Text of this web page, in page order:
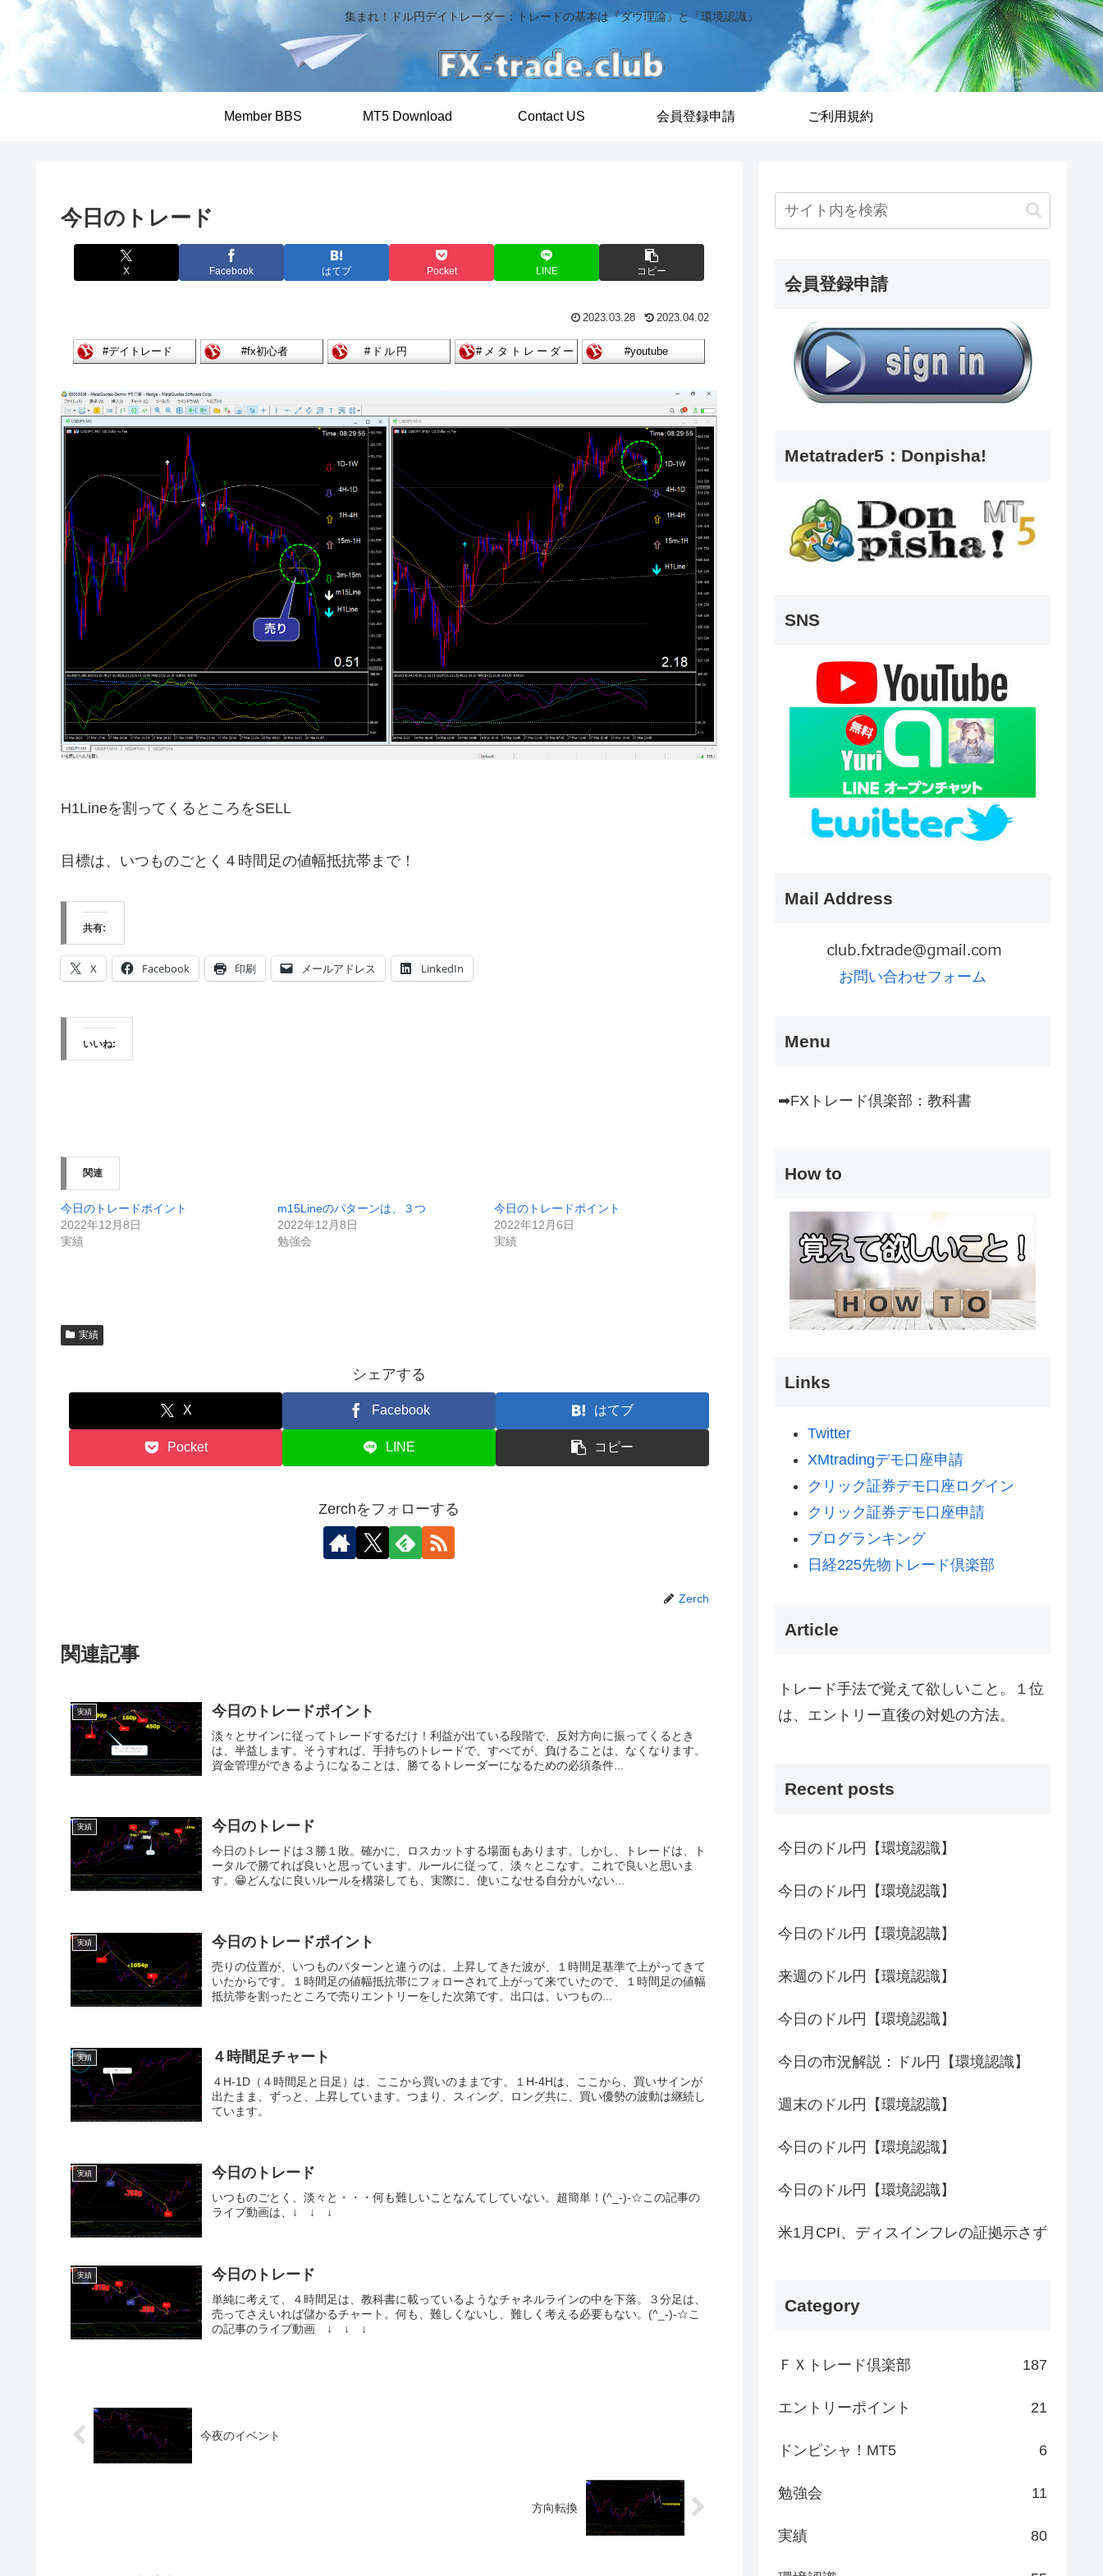
集まれ！ドル円デイトレーダー：トレードの基本は『ダウ理論』と『環境認識』
Member BBS MT5 Download Contact US 会員登録申請 ご利用規約
今日のトレード
X Facebook はてブ Pocket LINE コピー
2023.03.28 2023.04.02
H1Lineを割ってくるところをSELL
目標は、いつものごとく４時間足の値幅抵抗帯まで！
共有:
X Facebook 印刷 メールアドレス LinkedIn
いいね:
関連
今日のトレードポイント
2022年12月8日
実績
m15Lineのパターンは、３つ
2022年12月8日
勉強会
今日のトレードポイント
2022年12月6日
実績
実績
シェアする
X Facebook はてブ
Pocket LINE コピー
Zerchをフォローする
Zerch
関連記事
実績 今日のトレードポイント
淡々とサインに従ってトレードするだけ！利益が出ている段階で、反対方向に振ってくるとき
は、半益します。そうすれば、手持ちのトレードで、すべてが、負けることは、なくなります。
資金管理ができるようになることは、勝てるトレーダーになるための必須条件...
実績 今日のトレード
今日のトレードは３勝１敗。確かに、ロスカットする場面もあります。しかし、トレードは、ト
ータルで勝てれば良いと思っています。ルールに従って、淡々とこなす。これで良いと思いま
す。😁どんなに良いルールを構築しても、実際に、使いこなせる自分がいない...
実績 今日のトレードポイント
売りの位置が、いつものパターンと違うのは、上昇してきた波が、１時間足基準で上がってきて
いたからです。１時間足の値幅抵抗帯にフォローされて上がって来ていたので、１時間足の値幅
抵抗帯を割ったところで売りエントリーをした次第です。出口は、いつもの...
実績 ４時間足チャート
４H-1D（４時間足と日足）は、ここから買いのままです。１H-4Hは、ここから、買いサインが
出たまま、ずっと、上昇しています。つまり、スィング、ロング共に、買い優勢の波動は継続し
ています。
実績 今日のトレード
いつものごとく、淡々と・・・何も難しいことなんてしていない。超簡単！(^_-)-☆この記事の
ライブ動画は、↓ ↓ ↓
実績 今日のトレード
単純に考えて、４時間足は、教科書に載っているようなチャネルラインの中を下落。３分足は、
売ってさえいれば儲かるチャート。何も、難しくないし、難しく考える必要もない。(^_-)-☆こ
の記事のライブ動画 ↓ ↓ ↓
今夜のイベント
方向転換
会員登録申請
Metatrader5：Donpisha!
SNS
Mail Address
お問い合わせフォーム
Menu
➡FXトレード倶楽部：教科書
How to
Links
Twitter
XMtradingデモ口座申請
クリック証券デモ口座ログイン
クリック証券デモ口座申請
ブログランキング
日経225先物トレード倶楽部
Article
トレード手法で覚えて欲しいこと。１位
は、エントリー直後の対処の方法。
Recent posts
今日のドル円【環境認識】
今日のドル円【環境認識】
今日のドル円【環境認識】
来週のドル円【環境認識】
今日のドル円【環境認識】
今日の市況解説：ドル円【環境認識】
週末のドル円【環境認識】
今日のドル円【環境認識】
今日のドル円【環境認識】
米1月CPI、ディスインフレの証拠示さず
Category
ＦＸトレード倶楽部 187
エントリーポイント 21
ドンピシャ！MT5 6
勉強会 11
実績 80